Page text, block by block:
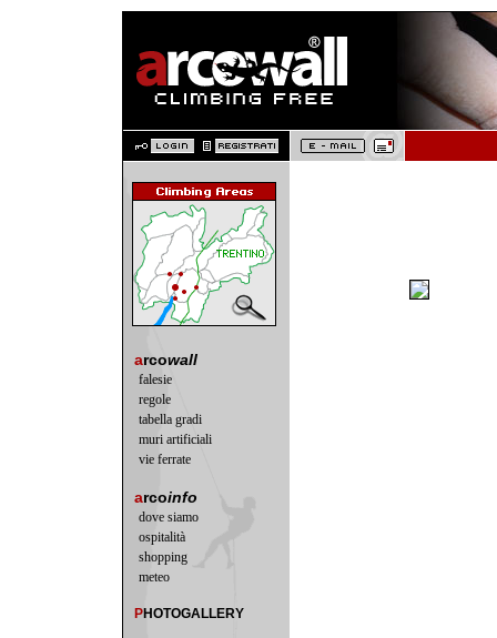
arcowall
falesie
regole
tabella gradi
muri artificiali
vie ferrate
arcoinfo
dove siamo
ospitalità
shopping
meteo
PHOTOGALLERY